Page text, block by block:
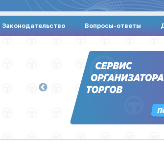
Законодательство Вопросы-ответы